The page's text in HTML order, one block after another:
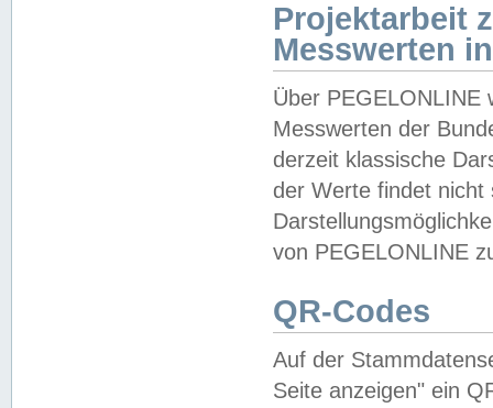
Projektarbeit
Messwerten
Über PEGELONLINE
Messwerten der
derzeit klassische
der Werte findet
von PEGELONLINE
QR-Codes
Auf der
Seite anzeigen" ein